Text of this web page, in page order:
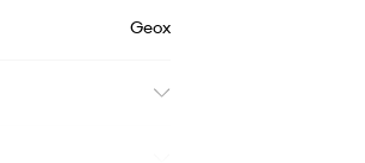
Geox